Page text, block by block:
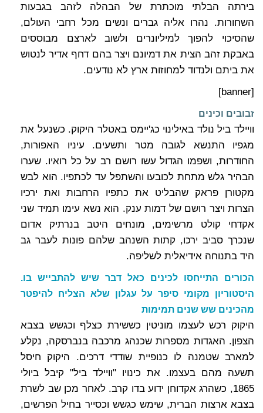
בירתה הבלתי מוכתרת של הבהלה לזהב בגבעות
השחורות. נהרו אליה גברים ונשים מכל רחבי העולם,
שהסיכוי להפוך למיליונרים ולשוב לארצם מבוססים
באבקת זהב הצית את דמיונם ויצר בהם דחף אדיר לנטוש
את ביתם ולנדוד למחוזות ארץ לא נודעים.
[banner]
זבובים וכינים
וויילד ביל נולד באילינוי כג'יימס באטלר היקוק. כשנעל את
מגפיו התנשא לגובה מטר ותשעים. עיניו האפורות,
החודרות, ושפמו הגדול עשו רושם רב על כל רואיו. שערו
הבהיר גלש מתחת לכובעו והשתפל עד לכתפיו. הוא לבש
מקטורן פראק שהבליט את כתפיו הרחבות ואת ירכיו
הצרות ויצר רושם של דמות ענק. הוא נשא עימו תמיד שני
אקדחי קולט מרשימים, מונחים היטב בנרתיק אדום
שנכרך סביב ירכו, קתות השנהב שלהם פונות לעבר גב
היד בתנוחה אידיאלית לשליפה.
הכורים התייחסו לכינים כאל דבר שיש להתבייש בו.
היסטוריון מקומי סיפר על עגלון שלא הצליח להיפטר
מהכינים שש שנים תמימות
היקוק רכש לעצמו מוניטין כששירת כצלף וכגשש בצבא
הצפון. האגדות מספרות שכנהג מרכבה בנברסקה, נקלע
למארב שטמנה לו כנופיית שודדי דרכים. היקוק חיסל
תשעה מהם בעצמו. את כינויו "וויילד ביל" קיבל ביולי
1865, כשהרג אקדוחן ידוע בדו קרב. לאחר מכן שב לשרת
בצבא ארצות הברית, שימש כגשש וכסייר בחיל הפרשים,